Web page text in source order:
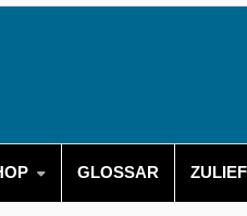
GLOSSAR